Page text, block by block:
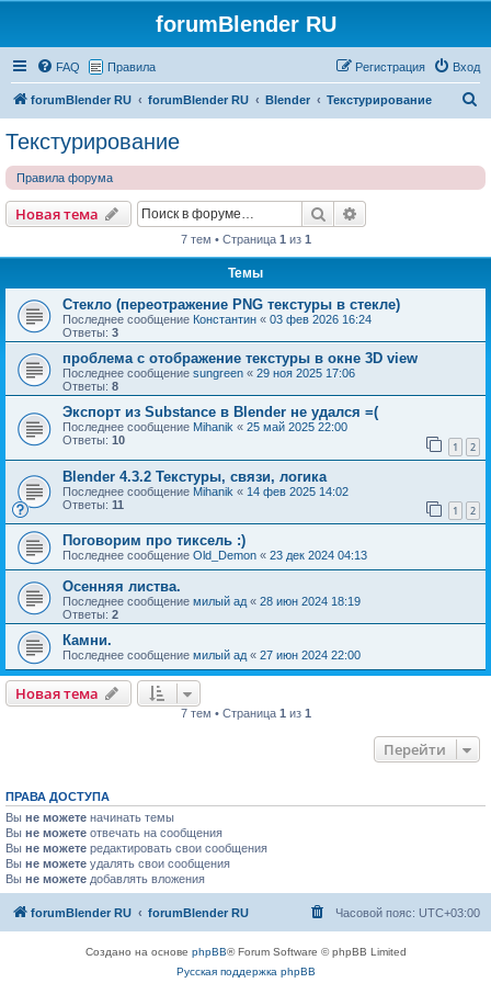
forumBlender RU
FAQ Правила Вход
Регистрация
forumBlender RU forumBlender RU Blender Текстурирование
Текстурирование
Правила форума
Новая тема Поиск
7 тем • Страница 1 из 1
Темы
Стекло (переотражение PNG текстуры в стекле)
Последнее сообщение Константин « 03 фев 2026 16:24
Ответы: 3
проблема с отображение текстуры в окне 3D view
Последнее сообщение sungreen « 29 ноя 2025 17:06
Ответы: 8
Экспорт из Substance в Blender не удался =(
Последнее сообщение Mihanik « 25 май 2025 22:00
Ответы: 10 1 2
Blender 4.3.2 Текстуры, связи, логика
Последнее сообщение Mihanik « 14 фев 2025 14:02
Ответы: 11 1 2
Поговорим про тиксель :)
Последнее сообщение Old_Demon « 23 дек 2024 04:13
Осенняя листва.
Последнее сообщение милый ад « 28 июн 2024 18:19
Ответы: 2
Камни.
Последнее сообщение милый ад « 27 июн 2024 22:00
Новая тема
7 тем • Страница 1 из 1
Перейти
ПРАВА ДОСТУПА
Вы не можете начинать темы
Вы не можете отвечать на сообщения
Вы не можете редактировать свои сообщения
Вы не можете удалять свои сообщения
Вы не можете добавлять вложения
forumBlender RU forumBlender RU Часовой пояс: UTC+03:00
Создано на основе phpBB® Forum Software © phpBB Limited
Русская поддержка phpBB